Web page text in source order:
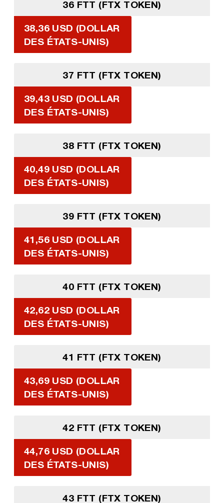
36 FTT (FTX TOKEN)
38,36 USD (DOLLAR
DES ÉTATS-UNIS)
37 FTT (FTX TOKEN)
39,43 USD (DOLLAR
DES ÉTATS-UNIS)
38 FTT (FTX TOKEN)
40,49 USD (DOLLAR
DES ÉTATS-UNIS)
39 FTT (FTX TOKEN)
41,56 USD (DOLLAR
DES ÉTATS-UNIS)
40 FTT (FTX TOKEN)
42,62 USD (DOLLAR
DES ÉTATS-UNIS)
41 FTT (FTX TOKEN)
43,69 USD (DOLLAR
DES ÉTATS-UNIS)
42 FTT (FTX TOKEN)
44,76 USD (DOLLAR
DES ÉTATS-UNIS)
43 FTT (FTX TOKEN)